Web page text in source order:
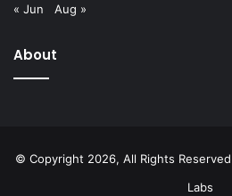
« Jun Aug »
About
© Copyright 2026, All Rights
Labs